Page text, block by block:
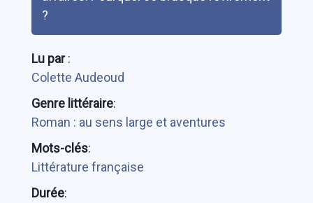
?
Lu par:
Colette Audeoud
Genre littéraire:
Roman : au sens large et aventures
Mots-clés:
Littérature française
Durée: